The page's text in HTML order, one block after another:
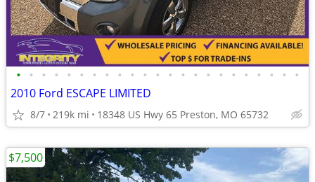
• • • • • • • • • • • • • • • • • • • • • • •
2010 Ford ESCAPE LIMITED
8/7 219k mi 18348 US Hwy 65 Preston, MO 65732
$7,500